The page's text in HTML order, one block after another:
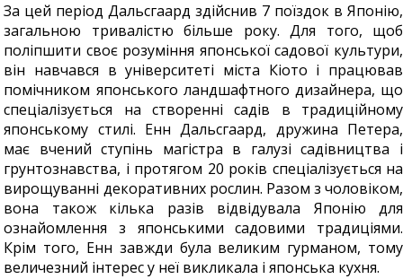
За цей період Дальсгаард здійснив 7 поїздок в Японію,
загальною тривалістю більше року. Для того, щоб
поліпшити своє розуміння японської садової культури,
він навчався в університеті міста Кіото і працював
помічником японського ландшафтного дизайнера, що
спеціалізується на створенні садів в традиційному
японському стилі. Енн Дальсгаард, дружина Петера,
має вчений ступінь магістра в галузі садівництва і
грунтознавства, і протягом 20 років спеціалізується на
вирощуванні декоративних рослин. Разом з чоловіком,
вона також кілька разів відвідувала Японію для
ознайомлення з японськими садовими традиціями.
Крім того, Енн завжди була великим гурманом, тому
величезний інтерес у неї викликала і японська кухня.